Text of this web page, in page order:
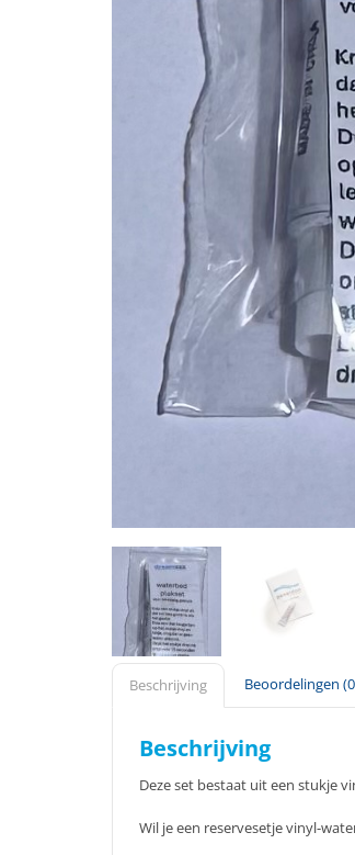
Beschrijving Beoordelingen
Beschrijving
Deze set bestaat uit een stukje
Wil je een reservesetje vinyl-